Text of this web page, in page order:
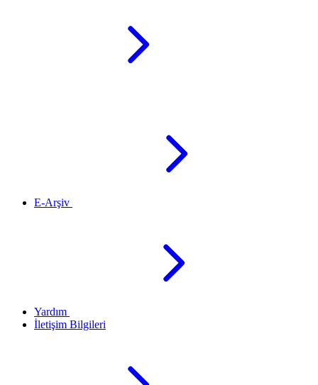
E-Arşiv
Yardım
İletişim Bilgileri